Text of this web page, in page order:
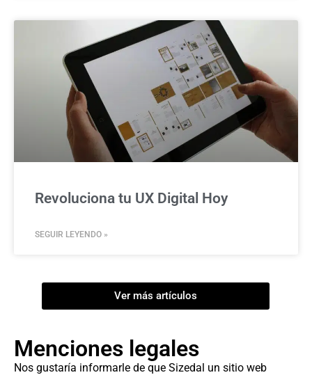
Revoluciona tu UX Digital Hoy
SEGUIR LEYENDO »
Ver más artículos
Menciones legales
Nos gustaría informarle de que Sizedal un sitio web